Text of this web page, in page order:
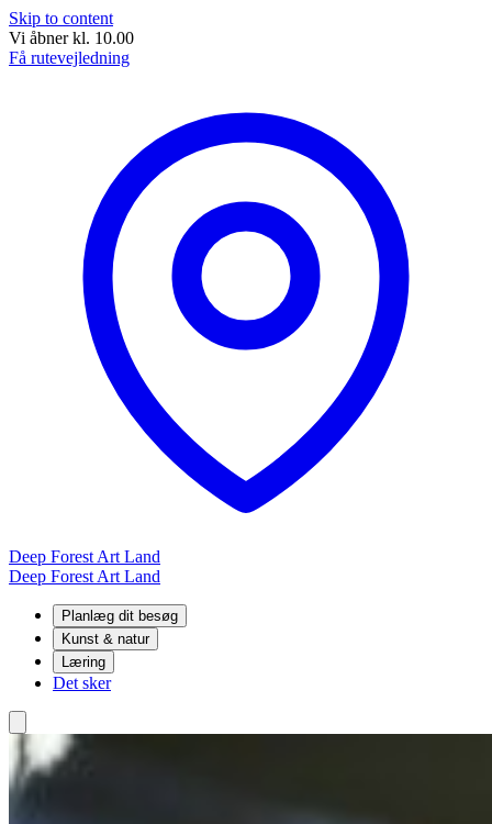
Skip to content
Vi åbner kl. 10.00
Få rutevejledning
Deep Forest Art Land
Deep Forest Art Land
Planlæg dit besøg
Kunst & natur
Læring
Det sker